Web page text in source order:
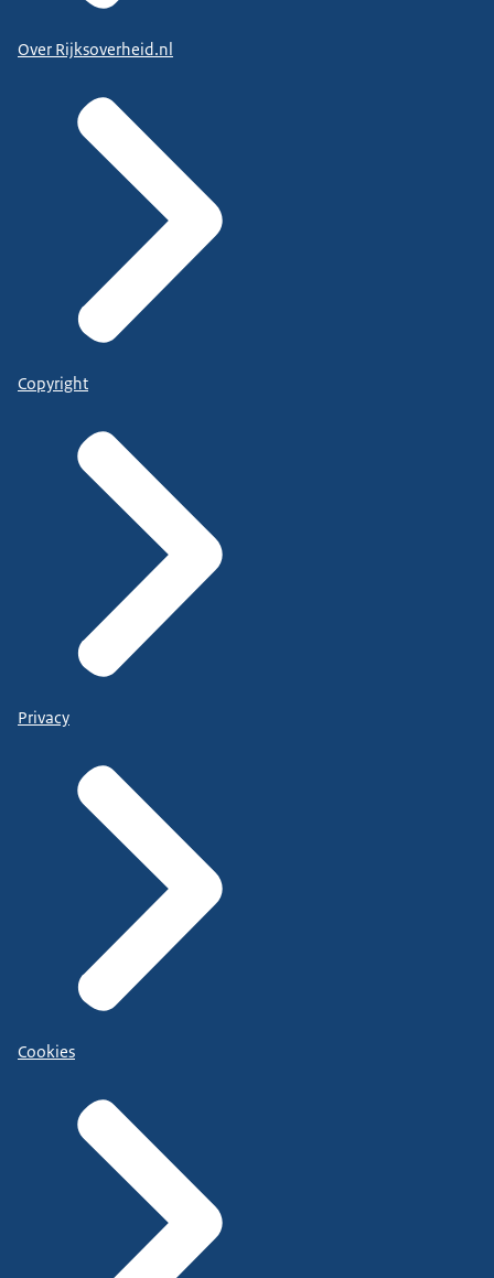
Over Rijksoverheid.nl
Copyright
Privacy
Cookies